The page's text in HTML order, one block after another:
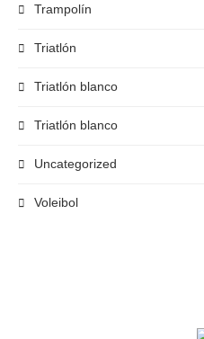
Trampolín
Triatlón
Triatlón blanco
Triatlón blanco
Uncategorized
Voleibol